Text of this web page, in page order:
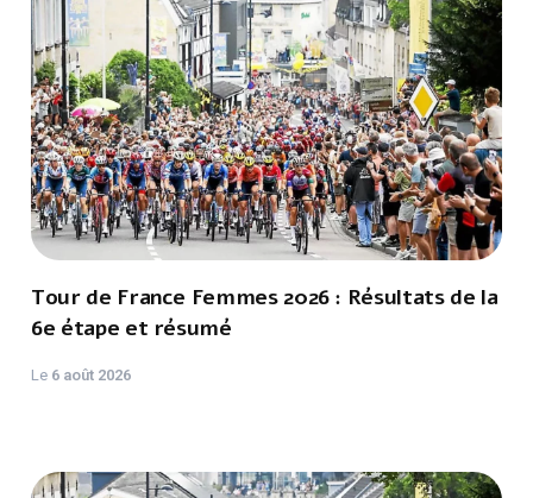
Tour de France Femmes 2026 : Résultats de la
6e étape et résumé
Le 6 août 2026